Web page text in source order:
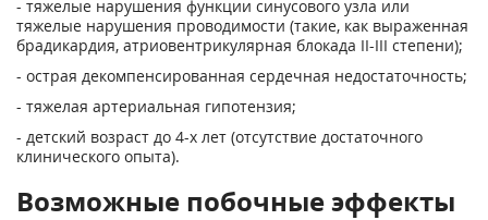
- тяжелые нарушения функции синусового узла или
тяжелые нарушения проводимости (такие, как выраженная
брадикардия, атриовентрикулярная блокада II-III степени);
- острая декомпенсированная сердечная недостаточность;
- тяжелая артериальная гипотензия;
- детский возраст до 4-х лет (отсутствие достаточного
клинического опыта).
Возможные побочные эффекты